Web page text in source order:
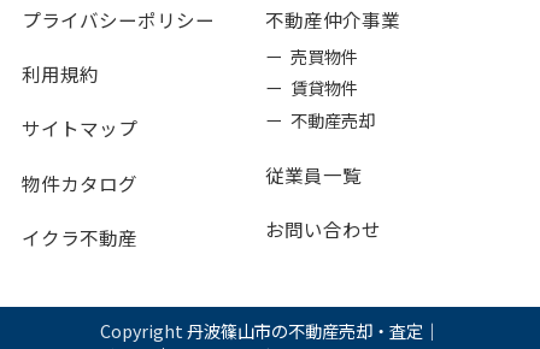
プライバシーポリシー
利用規約
サイトマップ
物件カタログ
イクラ不動産
不動産仲介事業
ー 売買物件
ー 賃貸物件
ー 不動産売却
従業員一覧
お問い合わせ
Copyright丹波篠山市の不動産売却・査定｜